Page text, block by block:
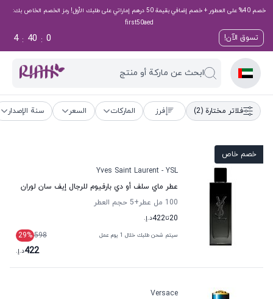
خصم 40% على العطور + خصم إضافي بقيمة 50 درهم إماراتي على طلبك الأول! رمز الخصم الخاص بك:
first50aed
تسوق الآن! 59
:
39
:
4
ابحث عن ماركة أو منتج
فلاتر مختارة (2) فرز الماركات السعر سنة الإصدار
خصم خاص
Yves Saint Laurent - YSL
عطر ماي سلف أو دي بارفيوم للرجال إيف سان لوران
100 مل عطر
+5
حجم العطر
20تا422د.إ.
سيتم شحن طلبك خلال 1 يوم عمل 598
29%
422د.إ.
Versace